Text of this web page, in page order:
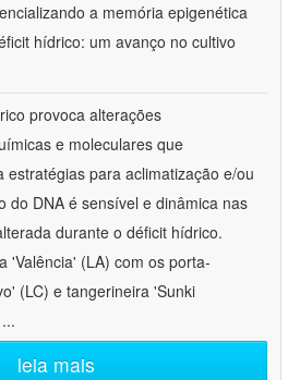
a memória epigenética
hídrico: um avanço no cultivo
provoca alterações
e moleculares que
estratégias para aclimatização e/ou
do DNA é sensível e dinâmica nas
durante o déficit hídrico.
'Valência' (LA) com os porta-
(LC) e tangerineira 'Sunki
...
leia mais